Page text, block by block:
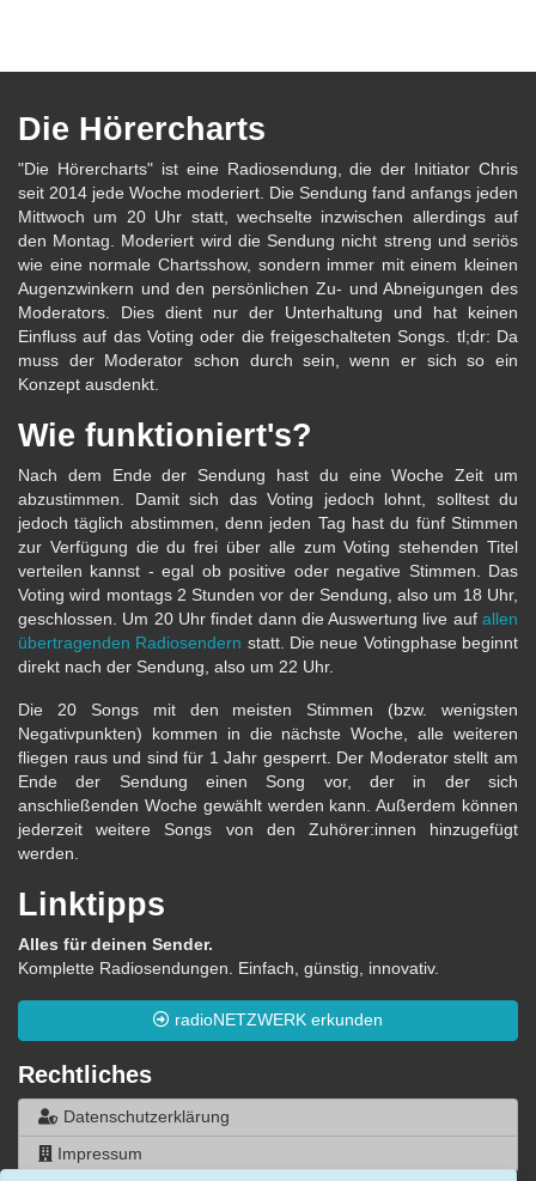
Die Hörercharts
"Die Hörercharts" ist eine Radiosendung, die der Initiator Chris
seit 2014 jede Woche moderiert. Die Sendung fand anfangs jeden
Mittwoch um 20 Uhr statt, wechselte inzwischen allerdings auf
den Montag. Moderiert wird die Sendung nicht streng und seriös
wie eine normale Chartsshow, sondern immer mit einem kleinen
Augenzwinkern und den persönlichen Zu- und Abneigungen des
Moderators. Dies dient nur der Unterhaltung und hat keinen
Einfluss auf das Voting oder die freigeschalteten Songs. tl;dr: Da
muss der Moderator schon durch sein, wenn er sich so ein
Konzept ausdenkt.
Wie funktioniert's?
Nach dem Ende der Sendung hast du eine Woche Zeit um
abzustimmen. Damit sich das Voting jedoch lohnt, solltest du
jedoch täglich abstimmen, denn jeden Tag hast du fünf Stimmen
zur Verfügung die du frei über alle zum Voting stehenden Titel
verteilen kannst - egal ob positive oder negative Stimmen. Das
Voting wird montags 2 Stunden vor der Sendung, also um 18 Uhr,
geschlossen. Um 20 Uhr findet dann die Auswertung live auf allen
übertragenden Radiosendern statt. Die neue Votingphase beginnt
direkt nach der Sendung, also um 22 Uhr.
Die 20 Songs mit den meisten Stimmen (bzw. wenigsten
Negativpunkten) kommen in die nächste Woche, alle weiteren
fliegen raus und sind für 1 Jahr gesperrt. Der Moderator stellt am
Ende der Sendung einen Song vor, der in der sich
anschließenden Woche gewählt werden kann. Außerdem können
jederzeit weitere Songs von den Zuhörer:innen hinzugefügt
werden.
Linktipps
Alles für deinen Sender.
Komplette Radiosendungen. Einfach, günstig, innovativ.
radioNETZWERK erkunden
Rechtliches
Datenschutzerklärung
Impressum